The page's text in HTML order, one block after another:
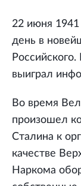
22 июня 1941
день в
выиграл
Во время
произошел
Сталина к
качестве
Наркома